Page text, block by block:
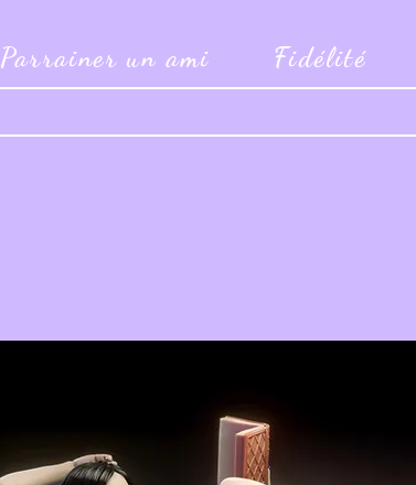
Parrainer un ami Fidélité